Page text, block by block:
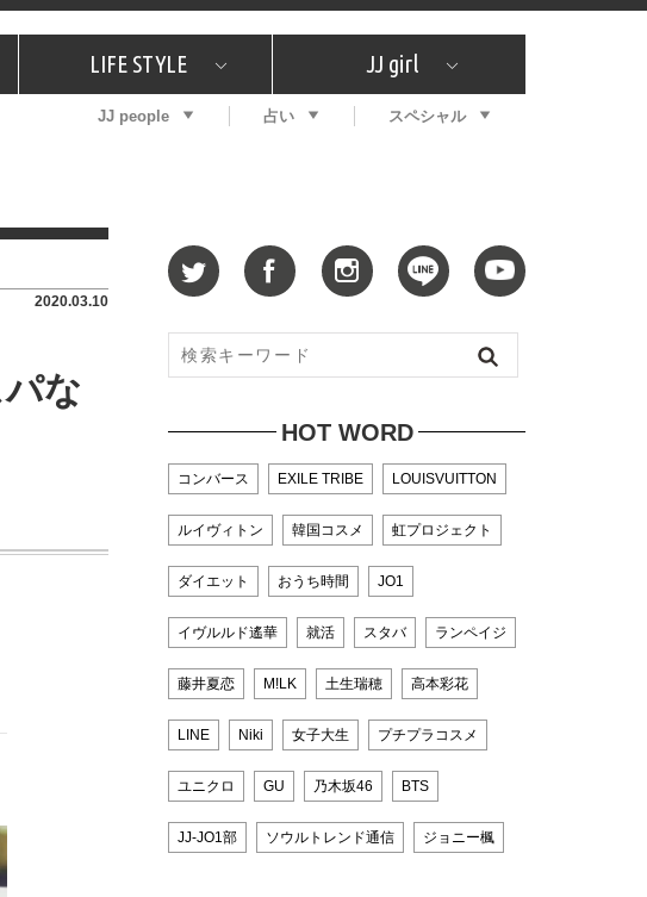
JJスタッフの"それどこの"？ プチプラ プレゼント
コスメ全部試してみた What's NEW？ 特集
LIFE STYLE
JJグルメガイド エンタメ プレゼント
恋愛
JJ girl
特集 おしゃラン！
JJ people 占い スペシャル
2020.03.10
な
HOT WORD
コンバース EXILE TRIBE LOUISVUITTON
ルイヴィトン 韓国コスメ 虹プロジェクト
ダイエット おうち時間 JO1
イヴルルド遙華 就活 スタバ ランペイジ
藤井夏恋 M!LK 土生瑞穂 高本彩花
LINE Niki 女子大生 プチプラコスメ
ユニクロ GU 乃木坂46 BTS
JJ-JO1部 ソウルトレンド通信 ジョニー楓